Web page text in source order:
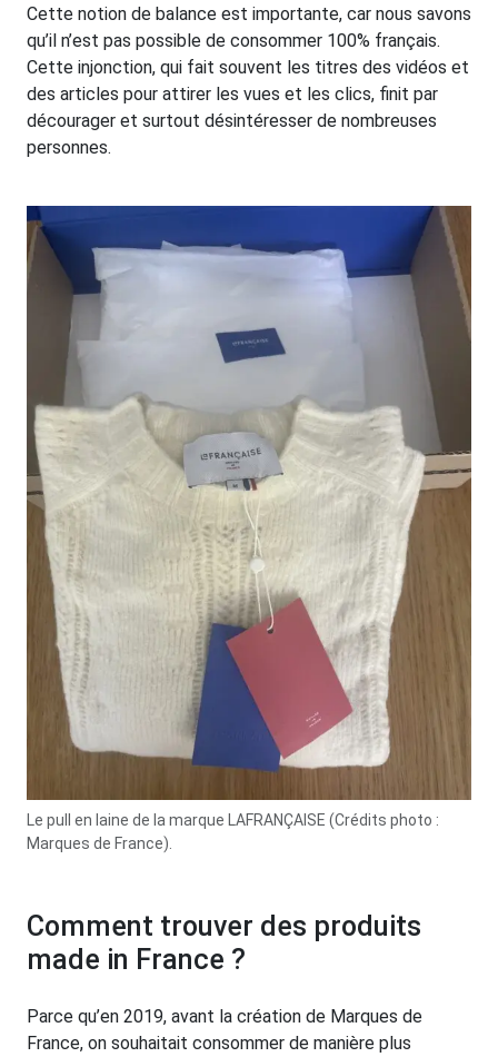
Cette notion de balance est importante, car nous savons
qu’il n’est pas possible de consommer 100% français.
Cette injonction, qui fait souvent les titres des vidéos et
des articles pour attirer les vues et les clics, finit par
décourager et surtout désintéresser de nombreuses
personnes.
Le pull en laine de la marque LAFRANÇAISE (Crédits photo :
Marques de France).
Comment trouver des produits
made in France ?
Parce qu’en 2019, avant la création de Marques de
France, on souhaitait consommer de manière plus